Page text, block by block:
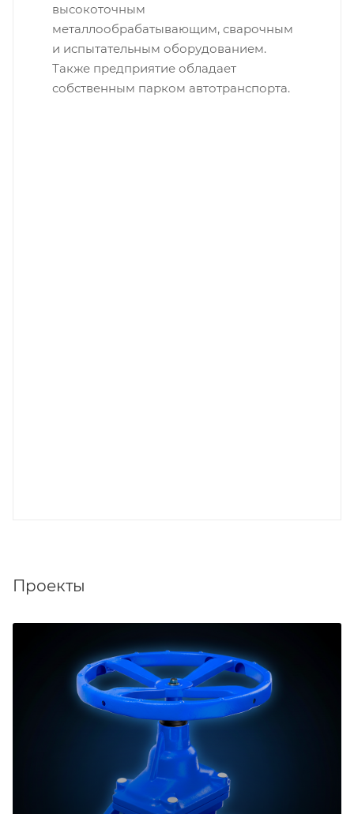
высокоточным
металлообрабатывающим, сварочным
и испытательным оборудованием.
Также предприятие обладает
собственным парком автотранспорта.
Проекты